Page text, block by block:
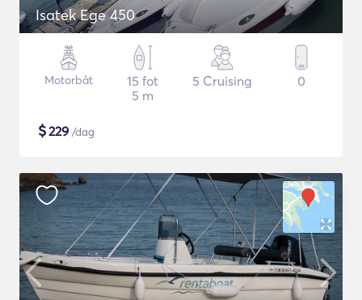
Isatek Ege 450
Motorbåt
15 fot
5 m
5 Cruising 0
$229 /dag